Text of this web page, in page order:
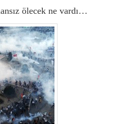
ölecek ne vardı…